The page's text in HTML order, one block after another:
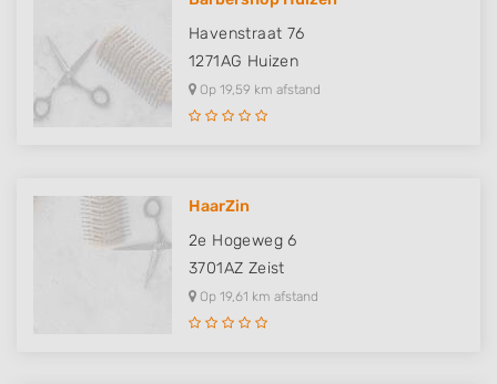
Havenstraat 76
1271AG Huizen
Op 19,59 km afstand
HaarZin
2e Hogeweg 6
3701AZ Zeist
Op 19,61 km afstand
Functional
Advertising